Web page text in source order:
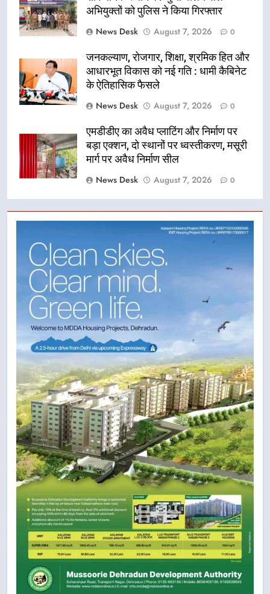
अभियुक्तों को पुलिस ने किया गिरफ्तार
News Desk
August 7, 2026 0
जनकल्याण, रोजगार, शिक्षा, श्रमिक हित और
आधारभूत विकास को नई गति : धामी कैबिनेट
के ऐतिहासिक फैसले
News Desk
August 7, 2026 0
एमडीडीए का अवैध प्लाटिंग और निर्माण पर
बड़ा एक्शन, दो स्थानों पर ध्वस्तीकरण, मसूरी
मार्ग पर अवैध निर्माण सील
News Desk
August 7, 2026 0